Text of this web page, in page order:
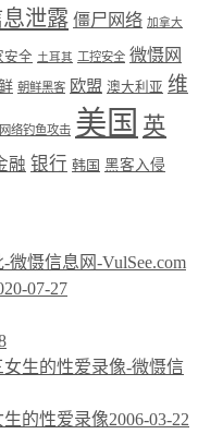
泄露 僵尸网络 加拿大
安全 土耳其 工控安全 微慑网
朝鲜黑客 欧盟 澳大利亚 维
网络钓鱼攻击 美国 英
融 银行 韩国 黑客入侵
07-27
的性爱录像2006-03-22